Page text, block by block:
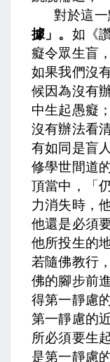
對於這
據」。 如《
癡令眾生盲
如果我們沒
候因為沒有
中生起愚癡
沒有辦法看
有如同是盲
修學世間道
頂當中，「
力消失時，
他還是必須
他所投生的
若隨佛教行
佛的腳步前
得第一靜慮
第一靜慮的
所必須要生
是第一靜慮